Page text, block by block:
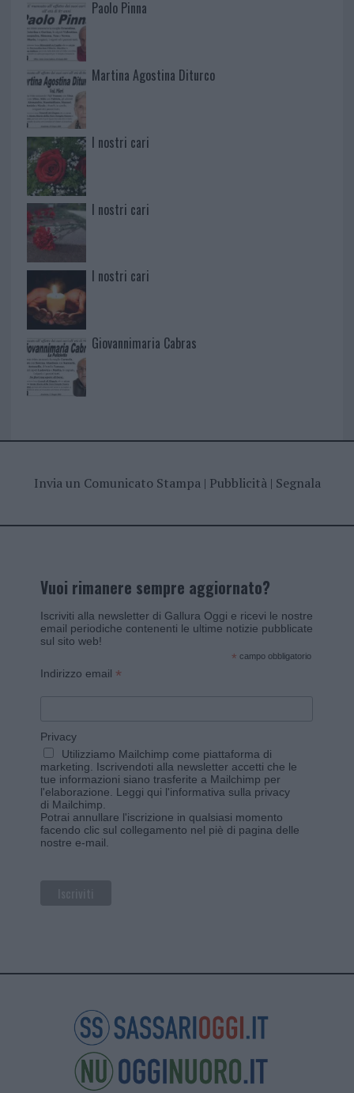
Paolo Pinna
Martina Agostina Diturco
I nostri cari
I nostri cari
I nostri cari
Giovannimaria Cabras
Invia un Comunicato Stampa| Pubblicità| Segnala
Vuoi rimanere sempre aggiornato?
Iscriviti alla newsletter di Gallura Oggi e ricevi le nostre
email periodiche contenenti le ultime notizie pubblicate
sul sito web!
* campo obbligatorio
Indirizzo email *
Privacy
Utilizziamo Mailchimp come piattaforma di
marketing. Iscrivendoti alla newsletter accetti che le
tue informazioni siano trasferite a Mailchimp per
l'elaborazione. Leggi qui l'informativa sulla privacy
di Mailchimp
Potrai annullare l'iscrizione in qualsiasi momento
facendo clic sul collegamento nel piè di pagina delle
nostre e-mail.